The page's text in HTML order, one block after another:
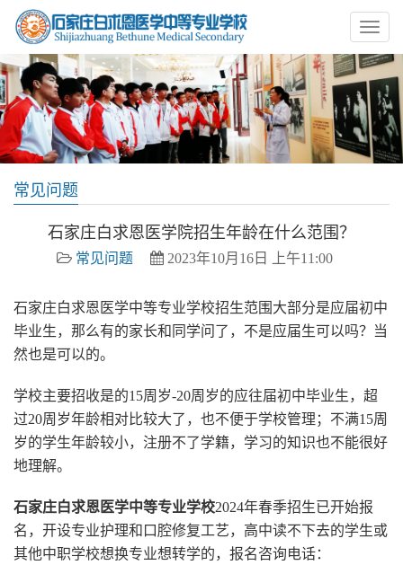
常见问题
石家庄白求恩医学院招生年龄在什么范围？
常见问题 2023年10月16日 上午11:00
石家庄白求恩医学中等专业学校招生范围大部分是应届初中
毕业生，那么有的家长和同学问了，不是应届生可以吗？当
然也是可以的。
学校主要招收是的15周岁-20周岁的应往届初中毕业生，超
过20周岁年龄相对比较大了，也不便于学校管理；不满15周
岁的学生年龄较小，注册不了学籍，学习的知识也不能很好
地理解。
石家庄白求恩医学中等专业学校2024年春季招生已开始报
名，开设专业护理和口腔修复工艺，高中读不下去的学生或
其他中职学校想换专业想转学的，报名咨询电话：